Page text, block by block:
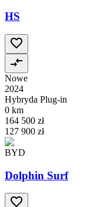
HS
Nowe
2024
Hybryda Plug-in
0 km
164 500 zł
127 900 zł
BYD
Dolphin Surf